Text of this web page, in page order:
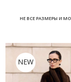
НЕ ВСЕ РАЗМЕРЫ И
NEW